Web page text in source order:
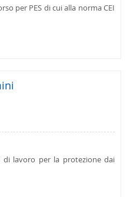
per PES di cui alla norma CEI
lavoro per la protezione dai